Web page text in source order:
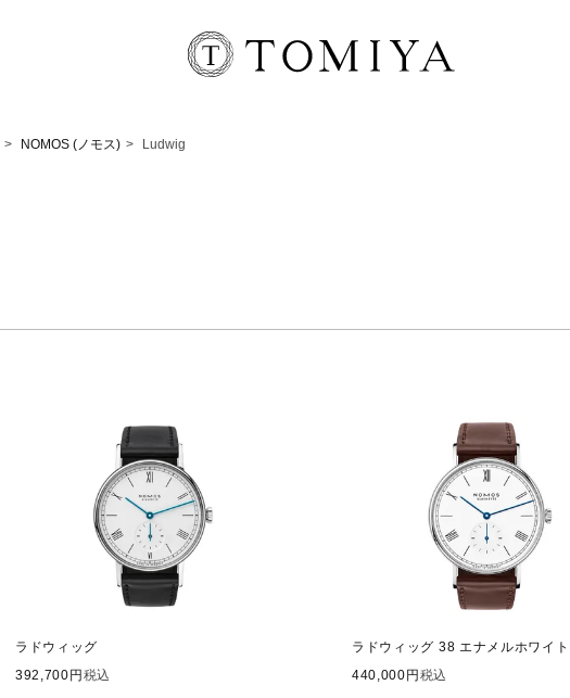
NOMOS (ノモス) Ludwig
ラドウィッグ
392,700
税込
ラドウィッグ 38 エナメルホワイト
440,000
税込